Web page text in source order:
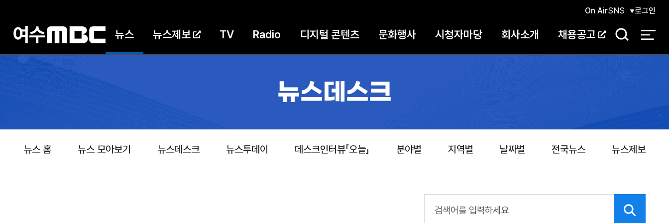
뉴스 뉴스제보 TV Radio 디지털 콘텐츠 문화행사 시청자마당 회사소개 채용공고
On AirSNS 로그인
검
뉴스데스크
뉴스 홈 뉴스 모아보기 뉴스데스크 뉴스투데이 데스크인터뷰「오늘」 분야별 지역별 날짜별 전국뉴스 뉴스제보